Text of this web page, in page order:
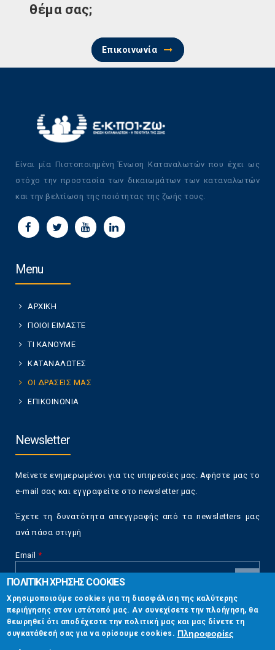
θέμα σας;
Επικοινωνία
Είναι μία Πιστοποιημένη Ένωση Καταναλωτών που έχει ως
στόχο την προστασία των δικαιωμάτων των καταναλωτών
και την βελτίωση της ποιότητας της ζωής τους.
Menu
ΑΡΧΙΚΗ
ΠΟΙΟΙ ΕΙΜΑΣΤΕ
ΤΙ ΚΑΝΟΥΜΕ
ΚΑΤΑΝΑΛΩΤΕΣ
ΟΙ ΔΡΑΣΕΙΣ ΜΑΣ
ΕΠΙΚΟΙΝΩΝΙΑ
Newsletter
Μείνετε ενημερωμένοι για τις υπηρεσίες μας. Αφήστε μας το
e-mail σας και εγγραφείτε στο newsletter μας.
Έχετε τη δυνατότητα απεγγραφής από τα newsletters μας
ανά πάσα στιγμή
Email *
CAPTCHA
This
question is
for testing
whether or
Επικοινωνία
ΠΟΛΙΤΙΚΗ ΧΡΗΣΗΣ COOKIES
Χρησιμοποιούμε cookies για τη διασφάλιση της καλύτερης
περιήγησης στον ιστότοπό μας. Αν συνεχίσετε την πλοήγηση, θα
θεωρηθεί ότι αποδέχεστε την πολιτική μας και μας δίνετε τη
συγκατάθεσή σας για να ορίσουμε cookies. Πληροφορίες